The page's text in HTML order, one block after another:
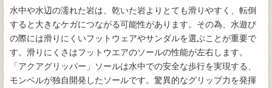
水中や水辺の濡れた岩は、乾いた岩よりとても滑りやすく、転倒
すると大きなケガにつながる可能性があります。その為、水遊び
の際には滑りにくいフットウェアやサンダルを選ぶことが重要で
す。滑りにくさはフットウエアのソールの性能が左右します。
「アクアグリッパー」ソールは水中での安全な歩行を実現する、
モンベルが独自開発したソールです。驚異的なグリップ力を発揮